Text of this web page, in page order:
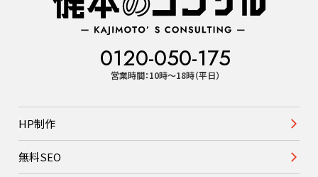
0120-050-175
営業時間：10時〜18時（平日）
HP制作
無料SEO